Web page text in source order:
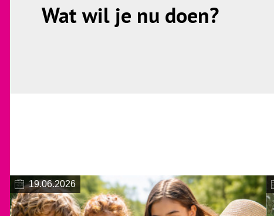
Wat wil je nu doen?
19.06.2026